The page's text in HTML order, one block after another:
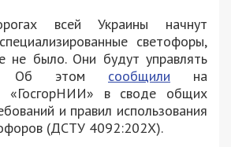
всей Украины начнут
светофоры,
не было. Они будут управлять
Об этом сообщили на
«ГосгорНИИ» в своде общих
и правил использования
(ДСТУ 4092:202Х).